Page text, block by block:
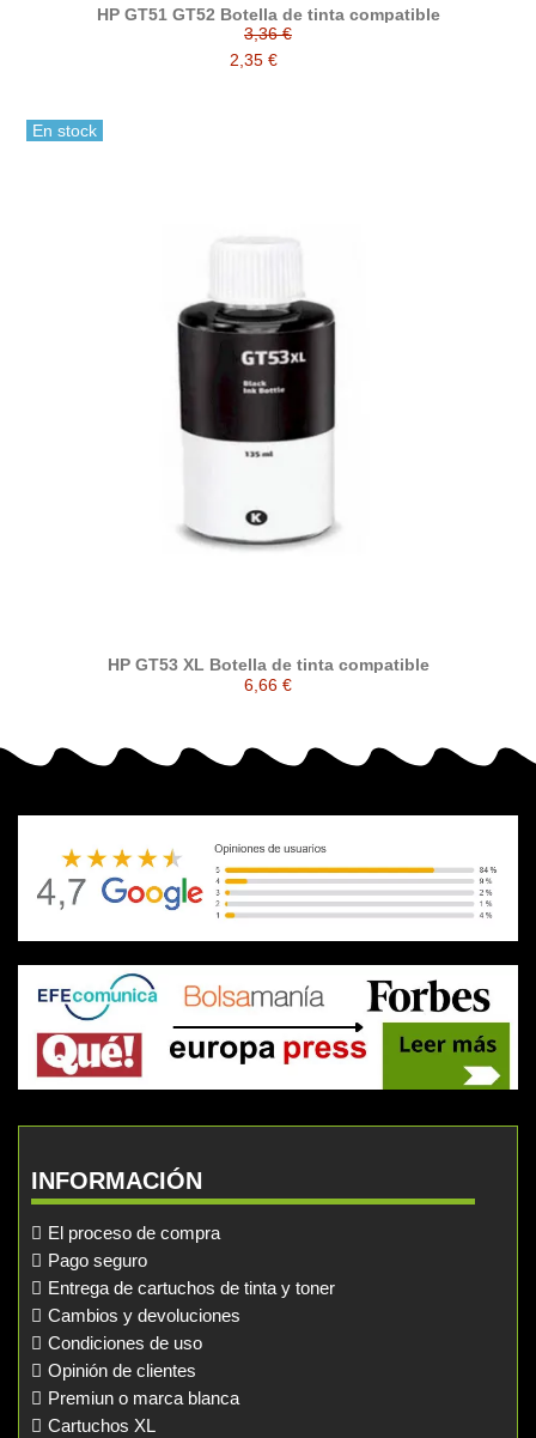
HP GT51 GT52 Botella de tinta compatible
3,36 €
2,35 €
En stock
HP GT53 XL Botella de tinta compatible
6,66 €
INFORMACIÓN
El proceso de compra
Pago seguro
Entrega de cartuchos de tinta y toner
Cambios y devoluciones
Condiciones de uso
Opinión de clientes
Premiun o marca blanca
Cartuchos XL